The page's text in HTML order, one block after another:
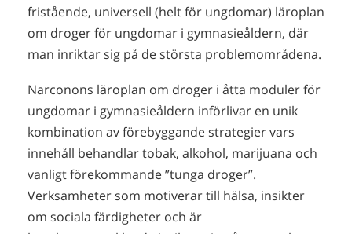
fristående, universell (helt för ungdomar) läroplan
om droger för ungdomar i gymnasieåldern, där
man inriktar sig på de största problemområdena.
Narconons läroplan om droger i åtta moduler för
ungdomar i gymnasieåldern införlivar en unik
kombination av förebyggande strategier vars
innehåll behandlar tobak, alkohol, marijuana och
vanligt förekommande ”tunga droger”.
Verksamheter som motiverar till hälsa, insikter
om sociala färdigheter och är